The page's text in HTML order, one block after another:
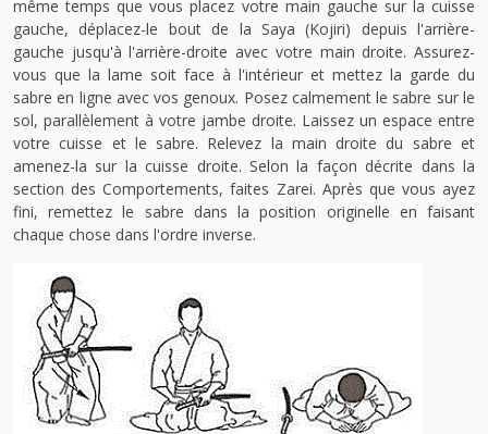
même temps que vous placez votre main gauche sur la cuisse
gauche, déplacez-le bout de la Saya (Kojiri) depuis l'arrière-
gauche jusqu'à l'arrière-droite avec votre main droite. Assurez-
vous que la lame soit face à l'intérieur et mettez la garde du
sabre en ligne avec vos genoux. Posez calmement le sabre sur le
sol, parallèlement à votre jambe droite. Laissez un espace entre
votre cuisse et le sabre. Relevez la main droite du sabre et
amenez-la sur la cuisse droite. Selon la façon décrite dans la
section des Comportements, faites Zarei. Après que vous ayez
fini, remettez le sabre dans la position originelle en faisant
chaque chose dans l'ordre inverse.